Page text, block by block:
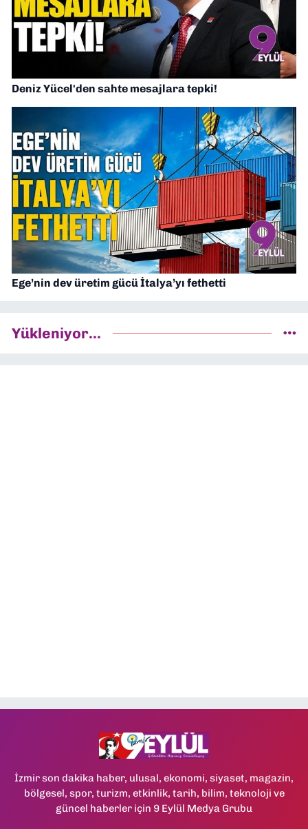
Deniz Yücel'den sahte mesajlara tepki!
Ege’nin dev üretim gücü İtalya’yı fethetti
Yükleniyor...
İzmir son dakika haber, ulusal, ekonomi, siyaset, magazin,
bölgesel, spor, turizm, etkinlik, tarih, bilim, teknoloji ve
güncel haberler için 9 Eylül Medya Grubu